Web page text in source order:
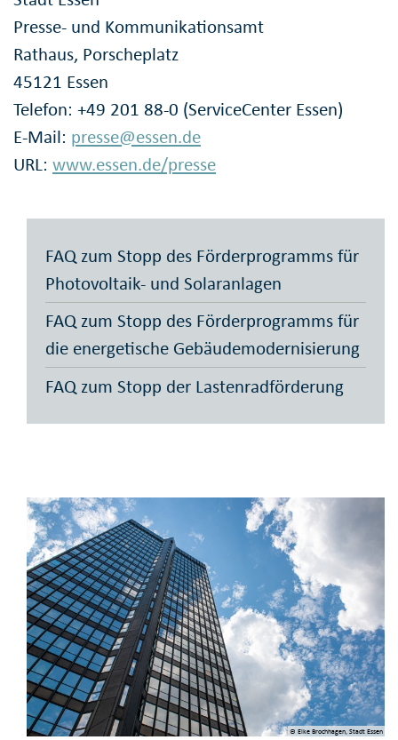
Presse- und Kommunikationsamt
Rathaus, Porscheplatz
45121 Essen
Telefon: +49 201 88-0 (ServiceCenter Essen)
E-Mail: presse@essen.de
URL: www.essen.de/presse
FAQ zum Stopp des Förderprogramms für
Photovoltaik- und Solaranlagen
FAQ zum Stopp des Förderprogramms für
die energetische Gebäudemodernisierung
FAQ zum Stopp der Lastenradförderung
© Elke Brochhagen, Stadt Essen